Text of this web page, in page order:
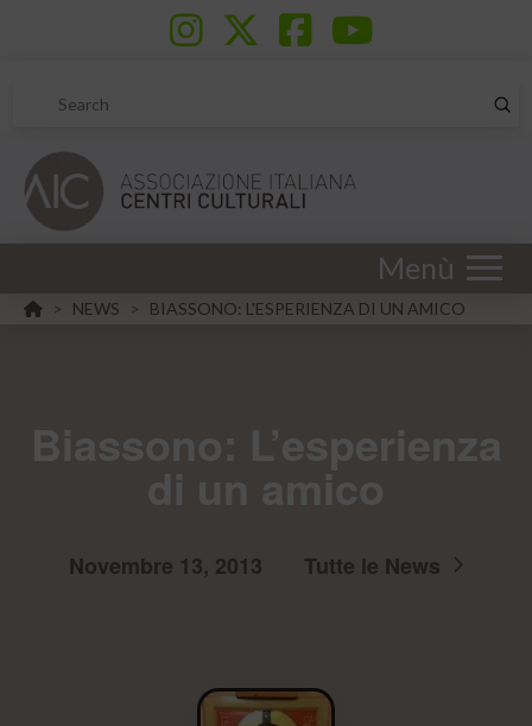
Search
Menù
HOME
> NEWS > BIASSONO: L'ESPERIENZA DI UN AMICO
Novembre 13, 2013 Tutte le News